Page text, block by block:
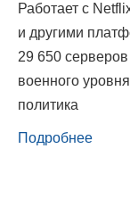
Работает с
и другими
29 650
военного
политика
Подробнее